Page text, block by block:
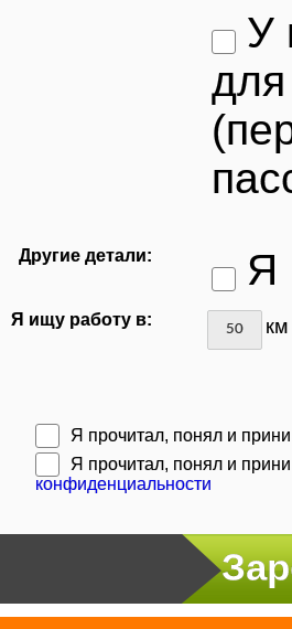
У
Другие детали: Я
Я ищу работу в: км
Я прочитал, понял и
Я прочитал, понял и
конфиденциальности